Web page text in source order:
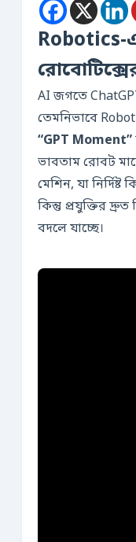
Robotics-
AI জগতে
তেমনিভাবে
“GPT Moment”
ভাবতাম রোবট
মেশিন, যা
কিন্তু প্রযুক্তির
বদলে যাচ্ছে।